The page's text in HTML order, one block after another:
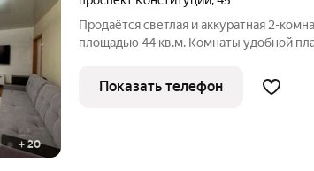
+ 20
Продаётся светлая и аккуратная 2-
площадью 44 кв.м. Комнаты удобной
компактная, но функциональная, всё
расположена на 5 этаже
Показать телефон